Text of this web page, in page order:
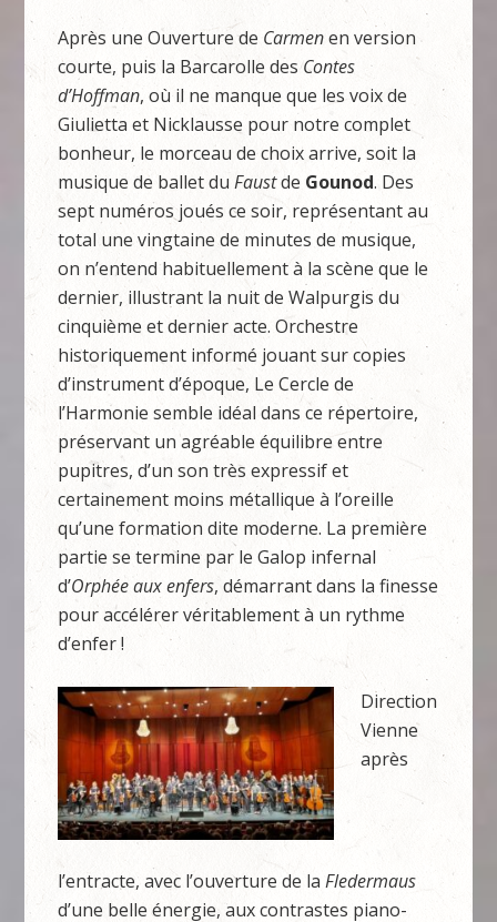
Après une Ouverture de Carmenen version
courte, puis la Barcarolle desContes
d’Hoffman, où il ne manque que les voix de
Giulietta et Nicklausse pour notre complet
bonheur, le morceau de choix arrive, soit la
musique de ballet duFaustde Gounod. Des
sept numéros joués ce soir, représentant au
total une vingtaine de minutes de musique,
on n’entend habituellement à la scène que le
dernier, illustrant la nuit de Walpurgis du
cinquième et dernier acte. Orchestre
historiquement informé jouant sur copies
d’instrument d’époque, Le Cercle de
l’Harmonie semble idéal dans ce répertoire,
préservant un agréable équilibre entre
pupitres, d’un son très expressif et
certainement moins métallique à l’oreille
qu’une formation dite moderne. La première
partie se termine par le Galop infernal
d’Orphée aux enfers, démarrant dans la finesse
pour accélérer véritablement à un rythme
d’enfer !
Direction
Vienne
après
l’entracte, avec l’ouverture de laFledermaus
d’une belle énergie, aux contrastes piano-